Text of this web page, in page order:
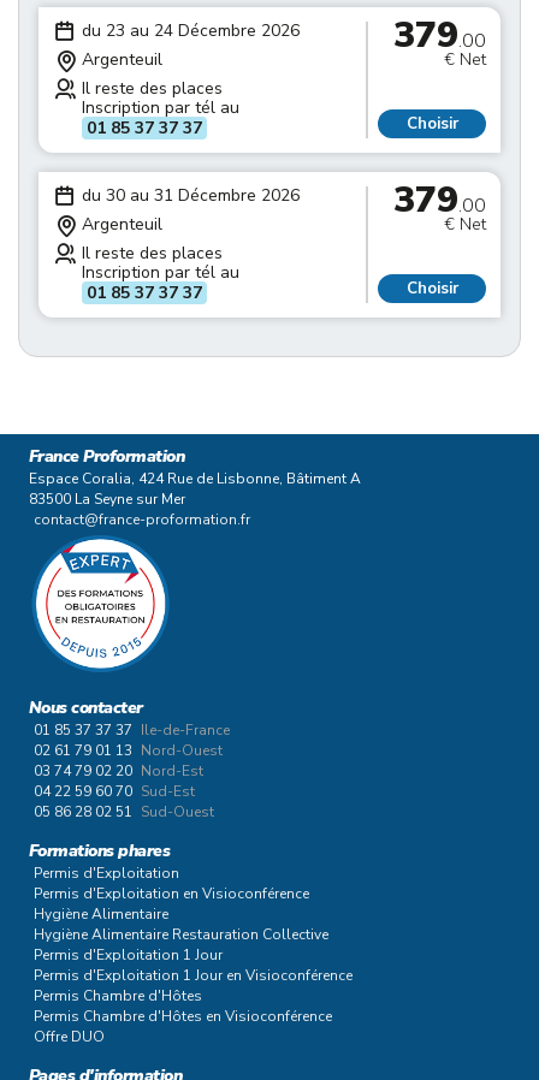
du 23 au 24 Décembre 2026
Argenteuil
Il reste des places
Inscription par tél au
01 85 37 37 37
379.00
€ Net
Choisir
du 30 au 31 Décembre 2026
Argenteuil
Il reste des places
Inscription par tél au
01 85 37 37 37
379.00
€ Net
Choisir
France Proformation
Espace Coralia, 424 Rue de Lisbonne, Bâtiment A
83500 La Seyne sur Mer
contact@france-proformation.fr
Nous contacter
01 85 37 37 37 Ile-de-France
02 61 79 01 13 Nord-Ouest
03 74 79 02 20 Nord-Est
04 22 59 60 70 Sud-Est
05 86 28 02 51 Sud-Ouest
Formations phares
Permis d'Exploitation
Permis d'Exploitation en Visioconférence
Hygiène Alimentaire
Hygiène Alimentaire Restauration Collective
Permis d'Exploitation 1 Jour
Permis d'Exploitation 1 Jour en Visioconférence
Permis Chambre d'Hôtes
Permis Chambre d'Hôtes en Visioconférence
Offre DUO